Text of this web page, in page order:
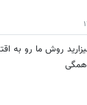
روش ما رو به
همگی